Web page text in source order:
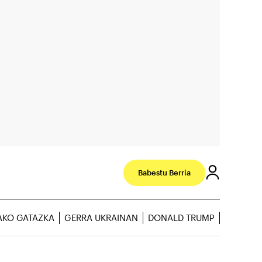
Babestu Berria
GATAZKA GERRA UKRAINAN DONALD TRUMP